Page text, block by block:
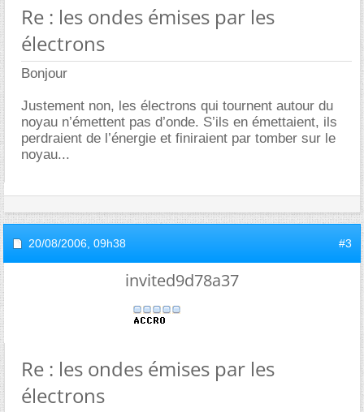
Re : les ondes émises par les
électrons
Bonjour
Justement non, les électrons qui tournent autour du
noyau n’émettent pas d’onde. S’ils en émettaient, ils
perdraient de l’énergie et finiraient par tomber sur le
noyau...
20/08/2006, 09h38 #3
invited9d78a37
Re : les ondes émises par les
électrons